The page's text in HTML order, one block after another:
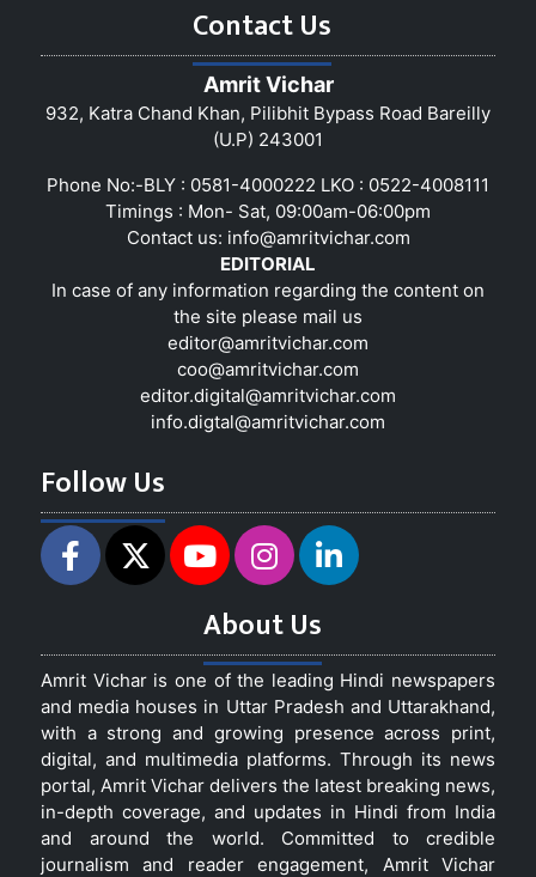
Contact Us
Amrit Vichar
932, Katra Chand Khan, Pilibhit Bypass Road Bareilly
(U.P) 243001
Phone No:-BLY : 0581-4000222 LKO : 0522-4008111
Timings : Mon- Sat, 09:00am-06:00pm
Contact us: info@amritvichar.com
EDITORIAL
In case of any information regarding the content on
the site please mail us
editor@amritvichar.com
coo@amritvichar.com
editor.digital@amritvichar.com
info.digtal@amritvichar.com
Follow Us
About Us
Amrit Vichar is one of the leading Hindi newspapers
and media houses in Uttar Pradesh and Uttarakhand,
with a strong and growing presence across print,
digital, and multimedia platforms. Through its news
portal, Amrit Vichar delivers the latest breaking news,
in-depth coverage, and updates in Hindi from India
and around the world. Committed to credible
journalism and reader engagement, Amrit Vichar